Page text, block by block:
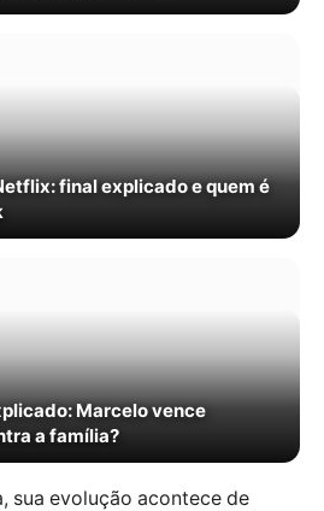
final explicado e quem é
Marcelo vence
a família?
sua evolução acontece de